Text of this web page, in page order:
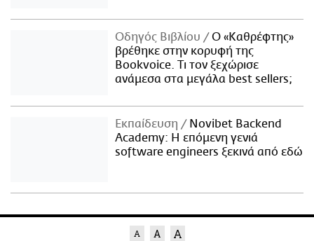
Οδηγός Βιβλίου
Ο «Καθρέφτης»
βρέθηκε στην κορυφή της
Bookvoice. Τι τον ξεχώρισε
ανάμεσα στα μεγάλα best sellers;
Εκπαίδευση
Novibet Backend
Academy: Η επόμενη γενιά
software engineers ξεκινά από εδώ